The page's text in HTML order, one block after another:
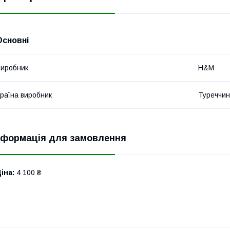
H&M
виробник
для замовлення
4 100 ₴